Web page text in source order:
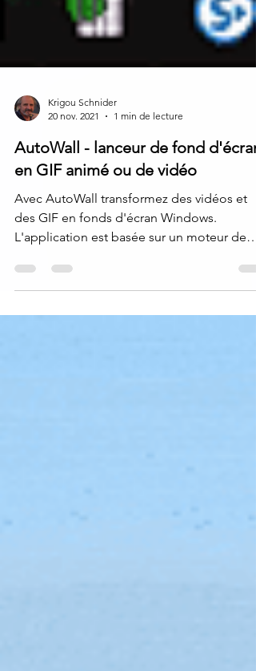
20 nov. 2021
1 min de lecture
AutoWall - lanceur de fond d'écran
en GIF animé ou de vidéo
Avec AutoWall transformez des vidéos et
des GIF en fonds d'écran Windows.
L'application est basée sur un moteur de